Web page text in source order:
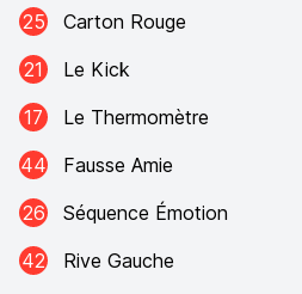
25
Carton Rouge
21
Le Kick
17
Le Thermomètre
44
Fausse Amie
26
Séquence Émotion
42
Rive Gauche